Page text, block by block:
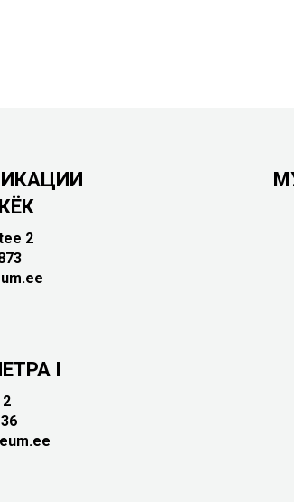
2
I